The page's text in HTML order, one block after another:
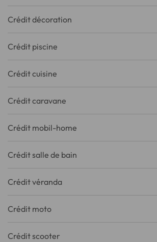
Crédit décoration
Crédit piscine
Crédit cuisine
Crédit caravane
Crédit mobil-home
Crédit salle de bain
Crédit véranda
Crédit moto
Crédit scooter